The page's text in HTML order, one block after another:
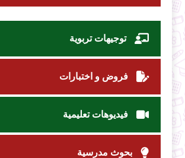
توجيهات تربوية
فروض و اختبارات
فيديوهات تعليمية
بحوث مدرسية